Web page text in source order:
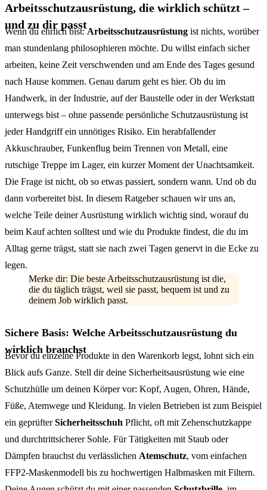
Arbeitsschutzausrüstung, die wirklich schützt –
und zu dir passt
Wenn du ehrlich bist:Arbeitsschutzausrüstung ist nichts, worüber
man stundenlang philosophieren möchte. Du willst einfach sicher
arbeiten, keine Zeit verschwenden und am Ende des Tages gesund
nach Hause kommen. Genau darum geht es hier. Ob du im
Handwerk, in der Industrie, auf der Baustelle oder in der Werkstatt
unterwegs bist – ohne passende persönliche Schutzausrüstung ist
jeder Handgriff ein unnötiges Risiko. Ein herabfallender
Akkuschrauber, Funkenflug beim Trennen von Metall, eine
rutschige Treppe im Lager, ein kurzer Moment der Unachtsamkeit.
Die Frage ist nicht, ob so etwas passiert, sondern wann. Und ob du
dann vorbereitet bist. In diesem Ratgeber schauen wir uns an,
welche Teile deiner Ausrüstung wirklich wichtig sind, worauf du
beim Kauf achten solltest und wie du Produkte findest, die du im
Alltag gerne trägst, statt sie nach zwei Tagen genervt in die Ecke zu
legen.
Merke dir: Die beste Arbeitsschutzausrüstung ist die,
die du täglich trägst, weil sie passt, bequem ist und zu
deinem Job wirklich passt.
Sichere Basis: Welche Arbeitsschutzausrüstung du
wirklich brauchst
Bevor du einzelne Produkte in den Warenkorb legst, lohnt sich ein
Blick aufs Ganze. Stell dir deine Sicherheitsausrüstung wie eine
Schutzhülle um deinen Körper vor: Kopf, Augen, Ohren, Hände,
Füße, Atemwege und Kleidung. In vielen Betrieben ist zum Beispiel
ein geprüfterSicherheitsschuh Pflicht, oft mit Zehenschutzkappe
und durchtrittsicherer Sohle. Für Tätigkeiten mit Staub oder
Dämpfen brauchst du verlässlichen Atemschutz, vom einfachen
FFP2-Maskenmodell bis zu hochwertigen Halbmasken mit Filtern.